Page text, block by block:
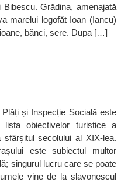
Grădina, amenajată
marelui logofăt Ioan (Iancu)
bănci, sere. Dupa […]
și Inspecție Socială este
obiectivelor turistice a
secolului al XIX-lea.
este subiectul multor
singurul lucru care se poate
vine de la slavonescul